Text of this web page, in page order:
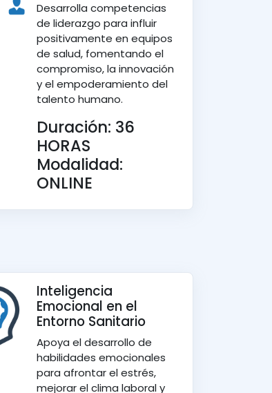
Desarrolla competencias
de liderazgo para influir
positivamente en equipos
de salud, fomentando el
compromiso, la innovación
y el empoderamiento del
talento humano.
Duración: 36
HORAS
Modalidad:
ONLINE
Inteligencia
Emocional en el
Entorno Sanitario
Apoya el desarrollo de
habilidades emocionales
para afrontar el estrés,
mejorar el clima laboral y